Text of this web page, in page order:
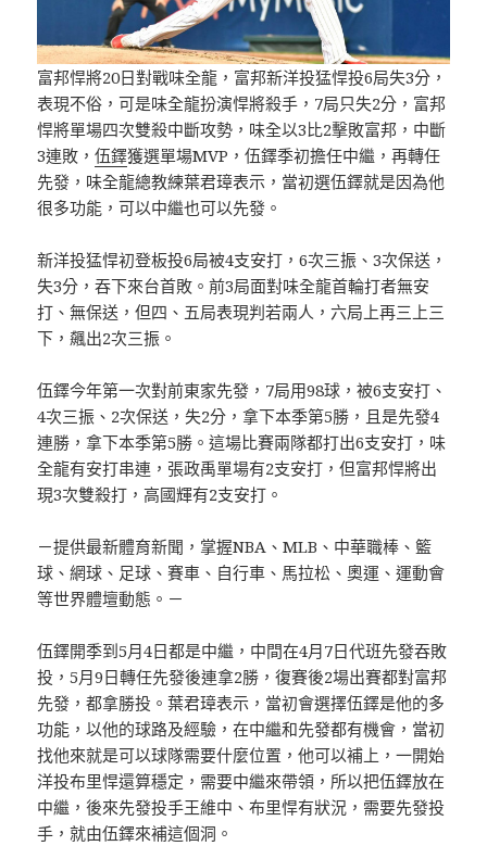
富邦悍將20日對戰味全龍，富邦新洋投猛悍投6局失3分，
表現不俗，可是味全龍扮演悍將殺手，7局只失2分，富邦
悍將單場四次雙殺中斷攻勢，味全以3比2擊敗富邦，中斷
3連敗，伍鐸獲選單場MVP，伍鐸季初擔任中繼，再轉任
先發，味全龍總教練葉君璋表示，當初選伍鐸就是因為他
很多功能，可以中繼也可以先發。
新洋投猛悍初登板投6局被4支安打，6次三振、3次保送，
失3分，吞下來台首敗。前3局面對味全龍首輪打者無安
打、無保送，但四、五局表現判若兩人，六局上再三上三
下，飆出2次三振。
伍鐸今年第一次對前東家先發，7局用98球，被6支安打、
4次三振、2次保送，失2分，拿下本季第5勝，且是先發4
連勝，拿下本季第5勝。這場比賽兩隊都打出6支安打，味
全龍有安打串連，張政禹單場有2支安打，但富邦悍將出
現3次雙殺打，高國輝有2支安打。
－提供最新體育新聞，掌握NBA、MLB、中華職棒、籃
球、網球、足球、賽車、自行車、馬拉松、奧運、運動會
等世界體壇動態。－
伍鐸開季到5月4日都是中繼，中間在4月7日代班先發吞敗
投，5月9日轉任先發後連拿2勝，復賽後2場出賽都對富邦
先發，都拿勝投。葉君璋表示，當初會選擇伍鐸是他的多
功能，以他的球路及經驗，在中繼和先發都有機會，當初
找他來就是可以球隊需要什麼位置，他可以補上，一開始
洋投布里悍還算穩定，需要中繼來帶領，所以把伍鐸放在
中繼，後來先發投手王維中、布里悍有狀況，需要先發投
手，就由伍鐸來補這個洞。